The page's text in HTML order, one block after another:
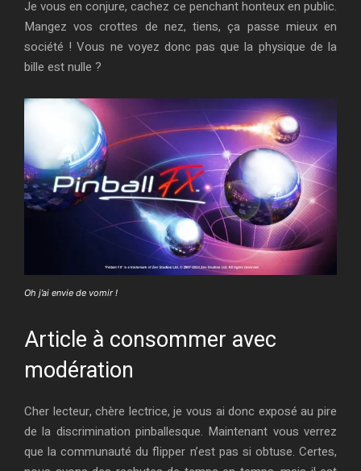
Je vous en conjure, cachez ce penchant honteux en public.
Mangez vos crottes de nez, tiens, ça passe mieux en
société ! Vous ne voyez donc pas que la physique de la
bille est nulle ?
Oh j’ai envie de vomir !
Article à consommer avec
modération
Cher lecteur, chère lectrice, je vous ai donc exposé au pire
de la discrimination pinballesque. Maintenant vous verrez
que la communauté du flipper n’est pas si obtuse. Certes,